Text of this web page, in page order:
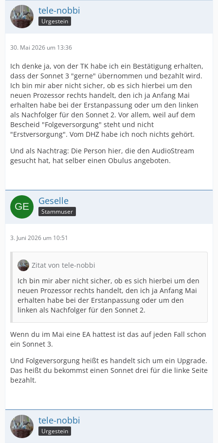
tele-nobbi
Urgestein
30. Mai 2026 um 13:36
Ich denke ja, von der TK habe ich ein Bestätigung erhalten,
dass der Sonnet 3 "gerne" übernommen und bezahlt wird.
Ich bin mir aber nicht sicher, ob es sich hierbei um den
neuen Prozessor rechts handelt, den ich ja Anfang Mai
erhalten habe bei der Erstanpassung oder um den linken
als Nachfolger für den Sonnet 2. Vor allem, weil auf dem
Bescheid "Folgeversorgung" steht und nicht
"Erstversorgung". Vom DHZ habe ich noch nichts gehört.
Und als Nachtrag: Die Person hier, die den AudioStream
gesucht hat, hat selber einen Obulus angeboten.
Geselle
Stammuser
3. Juni 2026 um 10:51
Zitat von tele-nobbi
Ich bin mir aber nicht sicher, ob es sich hierbei um den
neuen Prozessor rechts handelt, den ich ja Anfang Mai
erhalten habe bei der Erstanpassung oder um den
linken als Nachfolger für den Sonnet 2.
Wenn du im Mai eine EA hattest ist das auf jeden Fall schon
ein Sonnet 3.
Und Folgeversorgung heißt es handelt sich um ein Upgrade.
Das heißt du bekommst einen Sonnet drei für die linke Seite
bezahlt.
tele-nobbi
Urgestein